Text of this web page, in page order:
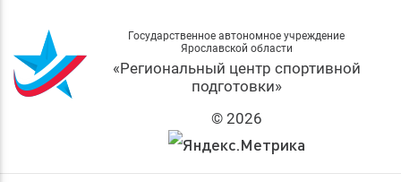
Государственное автономное учреждение
Ярославской области
«Региональный центр спортивной
подготовки»
© 2026